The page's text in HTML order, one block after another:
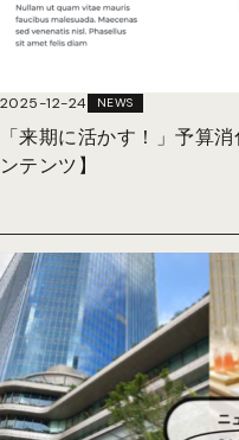
2025-12-24 NEWS
「来期に活かす！」予算
ンテンツ】